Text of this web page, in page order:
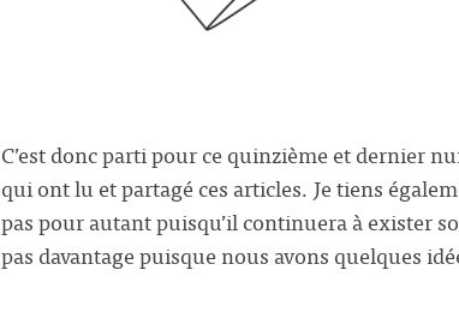
C’est donc parti pour ce quinzième et dernier
qui ont lu et partagé ces articles. Je tiens
pas pour autant puisqu’il continuera à exister
pas davantage puisque nous avons quelques